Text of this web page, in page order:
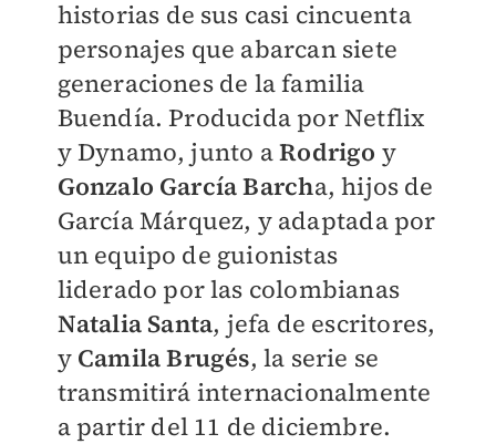
historias de sus casi cincuenta
personajes que abarcan siete
generaciones de la familia
Buendía. Producida por Netflix
y Dynamo, junto aRodrigo y
Gonzalo García Barcha, hijos de
García Márquez, y adaptada por
un equipo de guionistas
liderado por las colombianas
Natalia Santa, jefa de escritores,
y Camila Brugés, la serie se
transmitirá internacionalmente
a partir del 11 de diciembre.